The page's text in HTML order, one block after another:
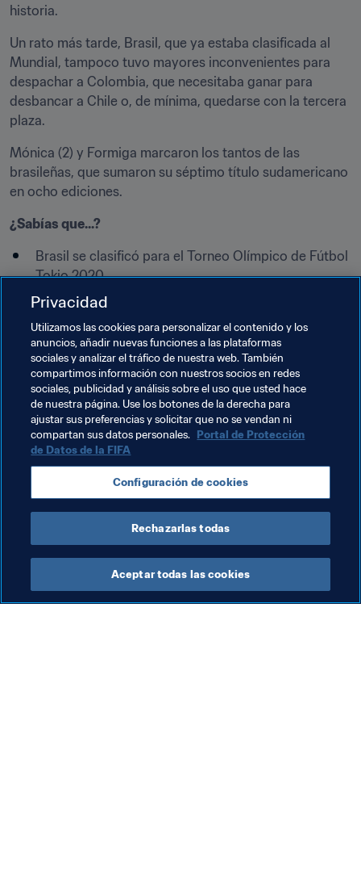
historia.
Un rato más tarde, Brasil, que ya estaba clasificada al
Mundial, tampoco tuvo mayores inconvenientes para
despachar a Colombia, que necesitaba ganar para
desbancar a Chile o, de mínima, quedarse con la tercera
plaza.
Mónica (2) y Formiga marcaron los tantos de las
brasileñas, que sumaron su séptimo título sudamericano
en ocho ediciones. ​
¿Sabías que...?
​Brasil se clasificó para el Torneo Olímpico de Fútbol
Tokio 2020
Chile disputará la repesca intercontinental del
tercero de Àfrica
Argentina, Colombia y Paraguay se clasificaron para
los Juegos Panamericanos Lima 2019
Temas relacionados
Chile Brazil Argentina Colombia
Privacidad
Utilizamos las cookies para personalizar el contenido y los
anuncios, añadir nuevas funciones a las plataformas
sociales y analizar el tráfico de nuestra web. También
compartimos información con nuestros socios en redes
sociales, publicidad y análisis sobre el uso que usted hace
de nuestra página. Use los botones de la derecha para
ajustar sus preferencias y solicitar que no se vendan ni
compartan sus datos personales. Portal de Protección
de Datos de la FIFA
Configuración de cookies
Rechazarlas todas
Aceptar todas las cookies